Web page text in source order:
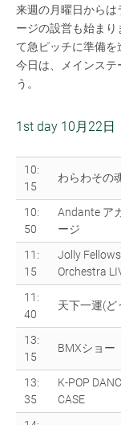
来週の月曜日から
ージの設営も始ま
て急ピッチに準備を
今日は、メインステ
う。
1st day 10月22日
10:
15
わらわその
10:
50
Andante ア
ージ
11:
15
Jolly
Orchestra
11:
40
天下一運(ど
13:
15
BMXショー
13:
35
K-POP
CASE